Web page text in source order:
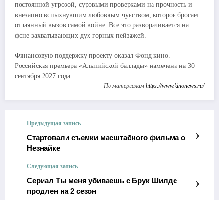
постоянной угрозой, суровыми проверками на прочность и
внезапно вспыхнувшим любовным чувством, которое бросает
отчаянный вызов самой войне. Все это разворачивается на
фоне захватывающих дух горных пейзажей.
Финансовую поддержку проекту оказал Фонд кино.
Российская премьера «Альпийской баллады» намечена на 30
сентября 2027 года.
По материалам https://www.kinonews.ru/
Предыдущая запись
Стартовали съемки масштабного фильма о
Незнайке
Следующая запись
Сериал Ты меня убиваешь с Брук Шилдс
продлен на 2 сезон